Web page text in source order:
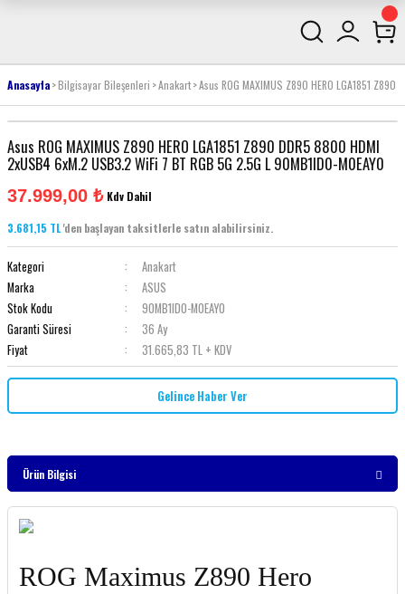
Anasayfa Bilgisayar Bileşenleri Anakart Asus ROG MAXIMUS Z890 HERO LGA1851
Asus ROG MAXIMUS Z890 HERO LGA1851 Z890 DDR5 8800 HDMI
2xUSB4 6xM.2 USB3.2 WiFi 7 BT RGB 5G 2.5G L 90MB1ID0-M0EAY0
37.999,00 ₺ Kdv Dahil
3.681,15 TL'den başlayan taksitlerle satın alabilirsiniz.
Kategori
Anakart
Marka
ASUS
Stok Kodu
90MB1ID0-M0EAY0
Garanti Süresi
36 Ay
Fiyat
31.665,83 TL + KDV
Gelince Haber Ver
Ürün Bilgisi
ROG Maximus Z890 Hero